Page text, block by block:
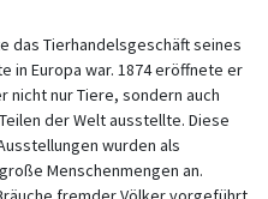
das Tierhandelsgeschäft seines
in Europa war. 1874 eröffnete er
nicht nur Tiere, sondern auch
der Welt ausstellte. Diese
wurden als
Menschenmengen an.